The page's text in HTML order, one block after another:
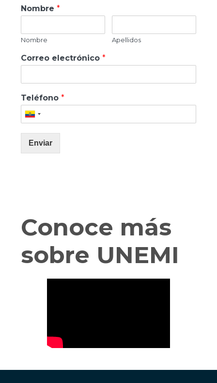
Nombre *
Nombre Apellidos
Correo electrónico *
Teléfono *
Enviar
Conoce más
sobre UNEMI